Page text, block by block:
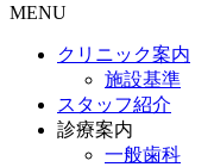
MENU
クリニック案内
施設基準
スタッフ紹介
診療案内
一般歯科